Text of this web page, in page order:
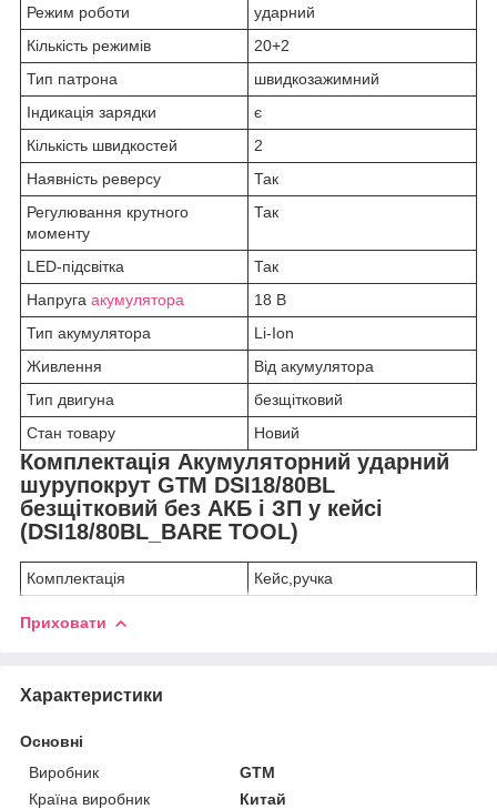
Режим роботи
ударний
Кількість режимів
20+2
Тип патрона
швидкозажимний
Індикація зарядки
є
Кількість швидкостей
2
Наявність реверсу
Так
Регулювання крутного
моменту
Так
LED-підсвітка
Так
Напруга акумулятора
18 В
Тип акумулятора
Li-Ion
Живлення
Від акумулятора
Тип двигуна
безщітковий
Стан товару
Новий
Комплектація Акумуляторний ударний
шурупокрут GTM DSI18/80BL
безщітковий без АКБ і ЗП у кейсі
(DSI18/80BL_BARE TOOL)
Комплектація Кейс,ручка
Приховати
Характеристики
Основні
Виробник
GTM
Країна виробник
Китай